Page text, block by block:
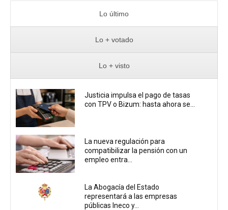
Lo último
Lo + votado
Lo + visto
Justicia impulsa el pago de tasas
con TPV o Bizum: hasta ahora se...
La nueva regulación para
compatibilizar la pensión con un
empleo entra...
La Abogacía del Estado
representará a las empresas
públicas Ineco y...